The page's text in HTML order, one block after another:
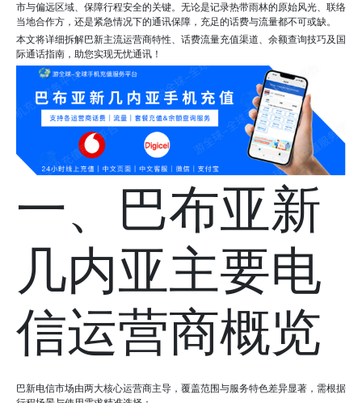
市与偏远区域、保障行程安全的关键。无论是记录热带雨林的原始风光、联络
当地合作方，还是紧急情况下的通讯保障，充足的话费与流量都不可或缺。
本文将详细拆解巴新主流运营商特性、话费流量充值渠道、余额查询技巧及国
际通话指南，助您实现无忧通讯！
一、巴布亚新
几内亚主要电
信运营商概览
巴新电信市场由两大核心运营商主导，覆盖范围与服务特色差异显著，需根据